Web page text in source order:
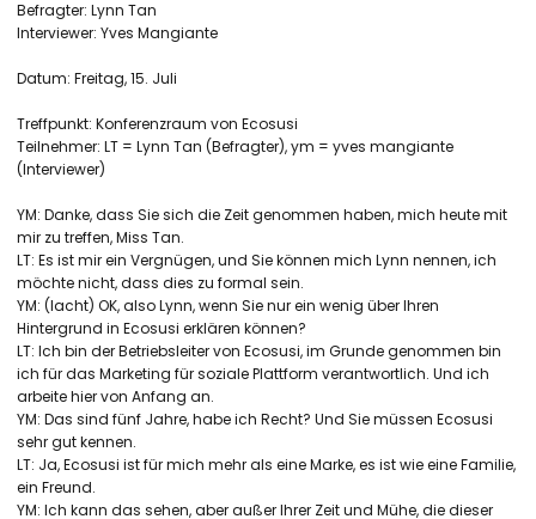
Befragter: Lynn Tan
Interviewer: Yves Mangiante
Datum: Freitag, 15. Juli
Treffpunkt: Konferenzraum von Ecosusi
Teilnehmer: LT = Lynn Tan (Befragter), ym = yves mangiante
(Interviewer)
YM: Danke, dass Sie sich die Zeit genommen haben, mich heute mit
mir zu treffen, Miss Tan.
LT: Es ist mir ein Vergnügen, und Sie können mich Lynn nennen, ich
möchte nicht, dass dies zu formal sein.
YM: (lacht) OK, also Lynn, wenn Sie nur ein wenig über Ihren
Hintergrund in Ecosusi erklären können?
LT: Ich bin der Betriebsleiter von Ecosusi, im Grunde genommen bin
ich für das Marketing für soziale Plattform verantwortlich. Und ich
arbeite hier von Anfang an.
YM: Das sind fünf Jahre, habe ich Recht? Und Sie müssen Ecosusi
sehr gut kennen.
LT: Ja, Ecosusi ist für mich mehr als eine Marke, es ist wie eine Familie,
ein Freund.
YM: Ich kann das sehen, aber außer Ihrer Zeit und Mühe, die dieser